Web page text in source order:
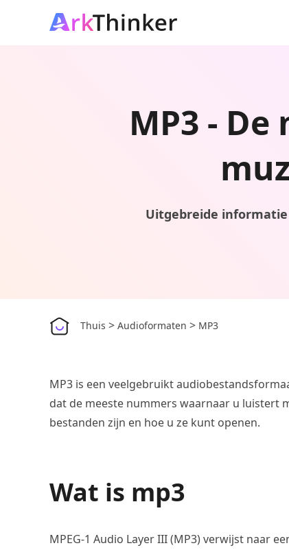
MP3 -
Uitgebreide
Thuis > Audioformaten > MP3
MP3 is een veelgebruikt
dat de meeste nummers waarnaar u luistert
bestanden zijn en hoe u ze kunt openen.
Wat is mp3
MPEG-1 Audio Layer III (MP3) verwijst naar